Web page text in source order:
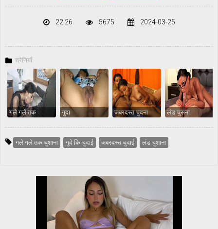
22:26 5675 2024-03-25
श्रेणियाँ:
गले गले तक गुदा जबरदस्त चुदना लंड चुसना
गले गले तक चुशाना गुदे कि चुदाई जबरदस्त चुदाई लंड चुशाना